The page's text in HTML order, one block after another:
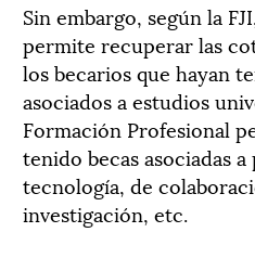
Sin embargo, según la
permite recuperar las
los becarios que hayan
asociados a estudios
Formación Profesional
tenido becas asociadas
tecnología, de
investigación, etc.